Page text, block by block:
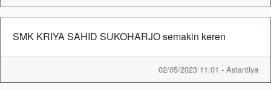
SMK KRIYA SAHID SUKOHARJO semakin keren
02/05/2023 11:01 - Astantiya